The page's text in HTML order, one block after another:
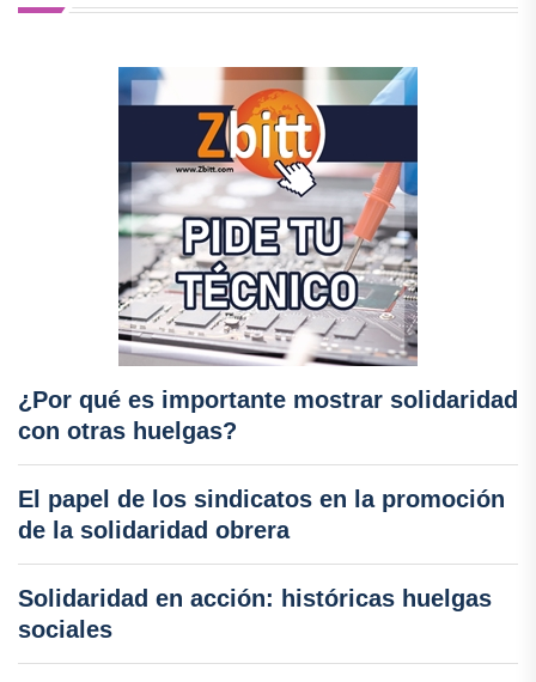
¿Por qué es importante mostrar solidaridad
con otras huelgas?
El papel de los sindicatos en la promoción
de la solidaridad obrera
Solidaridad en acción: históricas huelgas
sociales